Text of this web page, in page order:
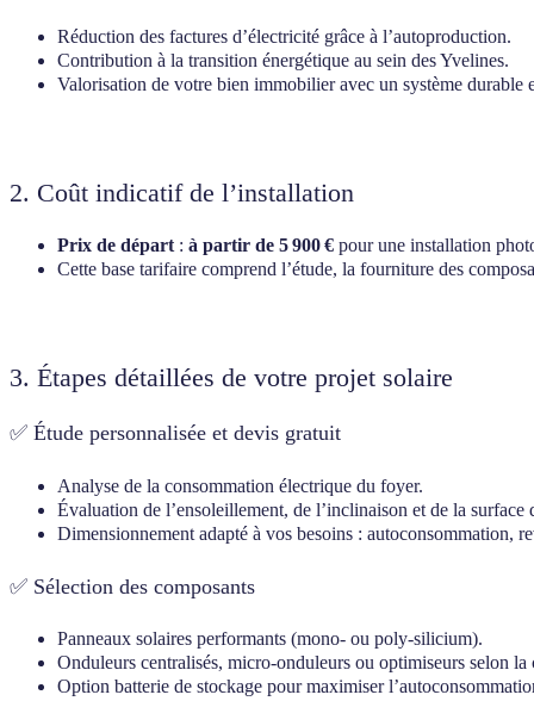
Réduction des factures d’électricité grâce à l’autoproduction.
Contribution à la transition énergétique au sein des Yvelines.
Valorisation de votre bien immobilier avec un système durable
2. Coût indicatif de l’installation
Prix de départ : à partir de 5 900 € pour une installation
Cette base tarifaire comprend l’étude, la fourniture des
3. Étapes détaillées de votre projet solaire
✅ Étude personnalisée et devis gratuit
Analyse de la consommation électrique du foyer.
Évaluation de l’ensoleillement, de l’inclinaison et de la surface
Dimensionnement adapté à vos besoins : autoconsommation,
✅ Sélection des composants
Panneaux solaires performants (mono‑ ou poly‑silicium).
Onduleurs centralisés, micro‑onduleurs ou optimiseurs selon
Option batterie de stockage pour maximiser